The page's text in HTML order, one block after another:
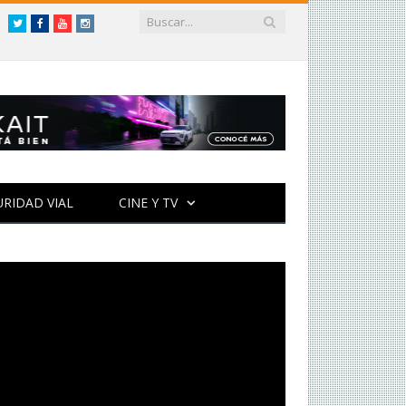
TwitterFacebookYouTubeInstagram
VIAL CINE Y TV